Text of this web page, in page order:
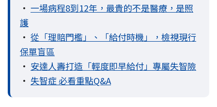
• 一場病程8到12年，最貴的不是醫療，是照
護
• 從「理賠門檻」、「給付時機」，檢視現行
保單盲區
• 安達人壽打造「輕度即早給付」專屬失智險
• 失智症 必看重點Q&A